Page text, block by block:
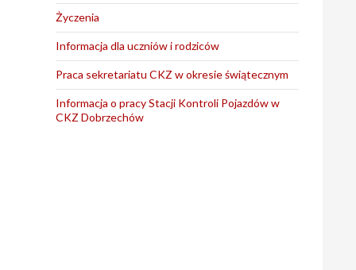
Życzenia
Informacja dla uczniów i rodziców
Praca sekretariatu CKZ w okresie świątecznym
Informacja o pracy Stacji Kontroli Pojazdów w
CKZ Dobrzechów